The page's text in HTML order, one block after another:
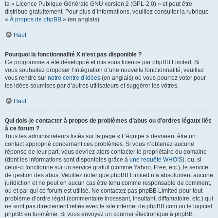
la « Licence Publique Générale GNU version 2 (GPL-2.0) » et peut être
distribué gratuitement. Pour plus d’informations, veuillez consulter la rubrique
« À propos de phpBB » (en anglais).
Haut
Pourquoi la fonctionnalité X n’est pas disponible ?
Ce programme a été développé et mis sous licence par phpBB Limited. Si
vous souhaitez proposer l’intégration d’une nouvelle fonctionnalité, veuillez
vous rendre sur notre centre d’idées (en anglais) où vous pourrez voter pour
les idées soumises par d’autres utilisateurs et suggérer les vôtres.
Haut
Qui dois-je contacter à propos de problèmes d’abus ou d’ordres légaux liés
à ce forum ?
Tous les administrateurs listés sur la page « L’équipe » devraient être un
contact approprié concernant ces problèmes. Si vous n’obtenez aucune
réponse de leur part, vous devriez alors contacter le propriétaire du domaine
(dont les informations sont disponibles grâce à une requête WHOIS), ou, si
celui-ci fonctionne sur un service gratuit (comme Yahoo, Free, etc.), le service
de gestion des abus. Veuillez noter que phpBB Limited n’a absolument aucune
juridiction et ne peut en aucun cas être tenu comme responsable de comment,
où et par qui ce forum est utilisé. Ne contactez pas phpBB Limited pour tout
problème d’ordre légal (commentaire incessant, insultant, diffamatoire, etc.) qui
ne sont pas directement reliés avec le site internet de phpBB.com ou le logiciel
phpBB en lui-même. Si vous envoyez un courrier électronique à phpBB